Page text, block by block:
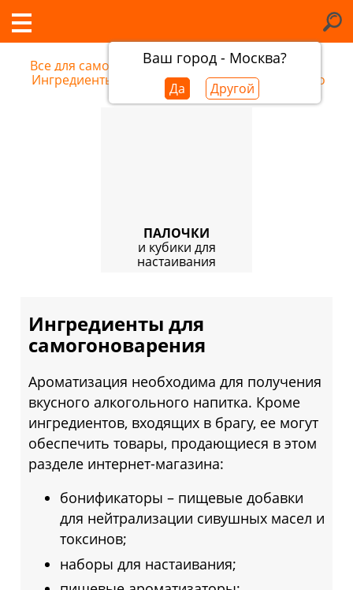
Ваш город - Москва?
Да Другой
Все для самогоноварения/
Ингредиенты для самогоноварения в Енакиево
ПАЛОЧКИ
и кубики для
настаивания
Ингредиенты для
самогоноварения
Ароматизация необходима для получения
вкусного алкогольного напитка. Кроме
ингредиентов, входящих в брагу, ее могут
обеспечить товары, продающиеся в этом
разделе интернет-магазина:
бонификаторы – пищевые добавки
для нейтрализации сивушных масел и
токсинов;
наборы для настаивания;